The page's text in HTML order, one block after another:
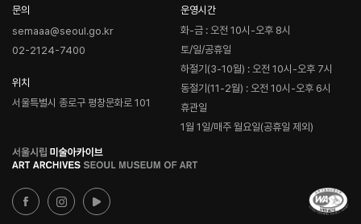
문의
semaaa@seoul.go.kr
02-2124-7400
위치
서울특별시 종로구 평창문화로 101
운영시간
화-금 : 오전 10시-오후 8시
토/일/공휴일
하절기(3-10월) : 오전 10시-오후 7시
동절기(11-2월) : 오전 10시-오후 6시
휴관일
1월 1일/매주 월요일(공휴일 제외)
로
고